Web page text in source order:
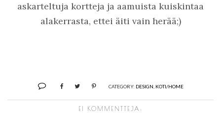
askarteltuja kortteja ja aamuista kuiskintaa
alakerrasta, ettei äiti vain herää;)
CATEGORY: DESIGN, KOTI/HOME
EI KOMMENTTEJA: